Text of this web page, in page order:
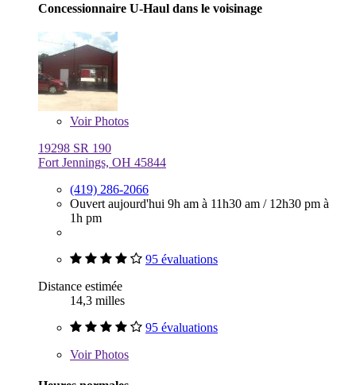
Concessionnaire U-Haul dans le voisinage
VoirPhotos
19298 SR 190
Fort Jennings, OH 45844
(419) 286-2066
Ouvert aujourd'hui 9h am à 11h30 am / 12h30 pm à
1h pm
95 évaluations
Distance estimée
14,3 milles
95 évaluations
VoirPhotos